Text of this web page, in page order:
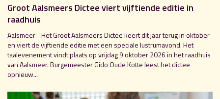
Groot Aalsmeers Dictee viert vijftiende editie in
raadhuis
Aalsmeer - Het Groot Aalsmeers Dictee keert dit jaar terug in oktober
en viert de vijftiende editie met een speciale lustrumavond. Het
taalevenement vindt plaats op vrijdag 9 oktober 2026 in het raadhuis
van Aalsmeer. Burgemeester Gido Oude Kotte leest het dictee
opnieuw...